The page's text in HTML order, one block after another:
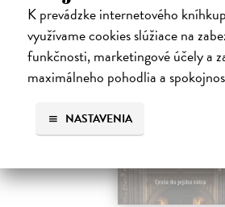
K prevádzke internetového
využívame cookies slúžiace na
funkčnosti, marketingové účely a
maximálneho pohodlia a
NASTAVENIA